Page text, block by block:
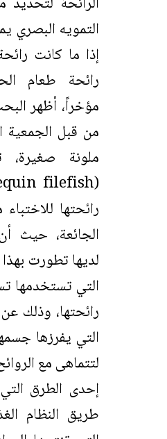
التمويه
إذا ما كانت
رائحة طعام
مؤخراً، أظهر
من قبل الجمعية
ملونة صغيرة،
رائحتها
الجائعة، حيث
لديها تطورت بهذا
التي تستخدمها
رائحتها، وذلك
التي يفرزها
لتتماهى مع
إحدى الطرق
طريق النظام